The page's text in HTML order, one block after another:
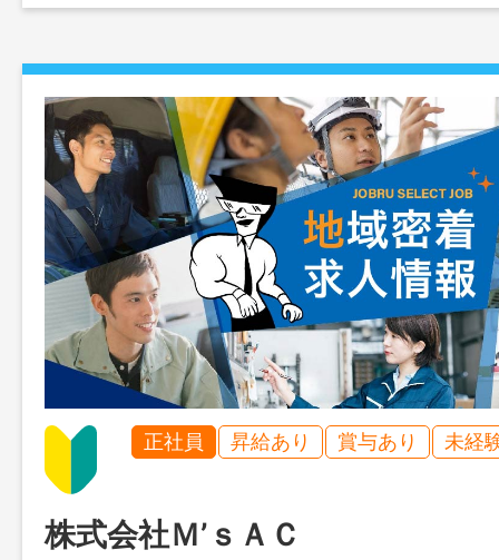
正社員 昇給あり 賞与あり 未経
株式会社Ｍ’ｓＡＣ